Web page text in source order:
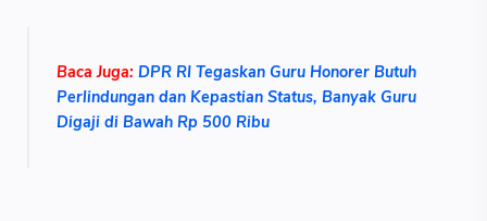
Baca Juga: DPR RI Tegaskan Guru Honorer Butuh
Perlindungan dan Kepastian Status, Banyak Guru
Digaji di Bawah Rp 500 Ribu